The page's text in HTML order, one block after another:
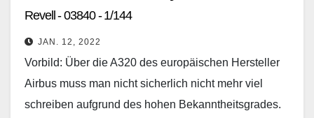
Revell - 03840 - 1/144
JAN. 12, 2022
Vorbild: Über die A320 des europäischen Hersteller
Airbus muss man nicht sicherlich nicht mehr viel
schreiben aufgrund des hohen Bekanntheitsgrades.